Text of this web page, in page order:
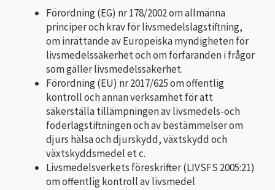
Förordning (EG) nr 178/2002 om allmänna
principer och krav för livsmedelslagstiftning,
om inrättande av Europeiska myndigheten för
livsmedelssäkerhet och om förfaranden i frågor
som gäller livsmedelssäkerhet.
Förordning (EU) nr 2017/625 om offentlig
kontroll och annan verksamhet för att
säkerställa tillämpningen av livsmedels-och
foderlagstiftningen och av bestämmelser om
djurs hälsa och djurskydd, växtskydd och
växtskyddsmedel et c.
Livsmedelsverkets föreskrifter (LIVSFS 2005:21)
om offentlig kontroll av livsmedel